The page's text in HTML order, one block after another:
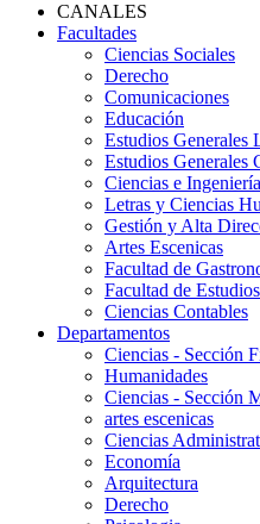
CANALES
Facultades
Ciencias Sociales
Derecho
Comunicaciones
Educación
Estudios Generales
Estudios Generales
Ciencias e Ingeniería
Letras y Ciencias
Gestión y Alta
Artes Escenicas
Facultad de
Facultad de
Ciencias Contables
Departamentos
Ciencias - Sección
Humanidades
Ciencias - Sección
artes escenicas
Ciencias
Economía
Arquitectura
Derecho